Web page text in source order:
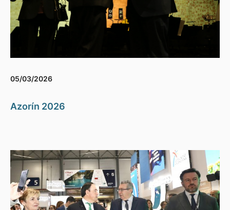
05/03/2026
Azorín 2026